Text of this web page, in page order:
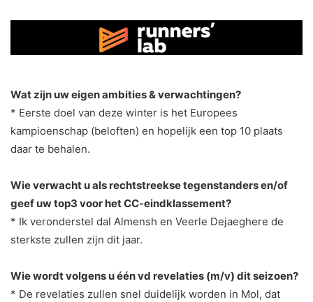
Wat zijn uw eigen ambities & verwachtingen?
* Eerste doel van deze winter is het Europees
kampioenschap (beloften) en hopelijk een top 10 plaats
daar te behalen.
Wie verwacht u als rechtstreekse tegenstanders en/of
geef uw top3 voor het CC-eindklassement?
* Ik veronderstel dal Almensh en Veerle Dejaeghere de
sterkste zullen zijn dit jaar.
Wie wordt volgens u één vd revelaties (m/v) dit seizoen?
* De revelaties zullen snel duidelijk worden in Mol, dat